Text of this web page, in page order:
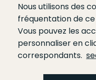
Nous utilisons des
fréquentation de ce
Vous pouvez les
personnaliser en
correspondants.
Je m'abonne